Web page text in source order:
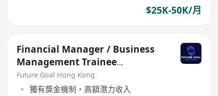
$25K-50K/月
Financial Manager / Business
Management Trainee
Programme
Future Goal Hong Kong
獨有獎金機制，高額潛力收入